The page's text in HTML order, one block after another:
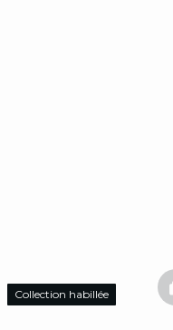
Collection habillée